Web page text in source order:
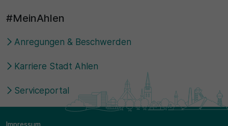
#MeinAhlen
Anregungen & Beschwerden
Karriere Stadt Ahlen
Serviceportal
Impressum